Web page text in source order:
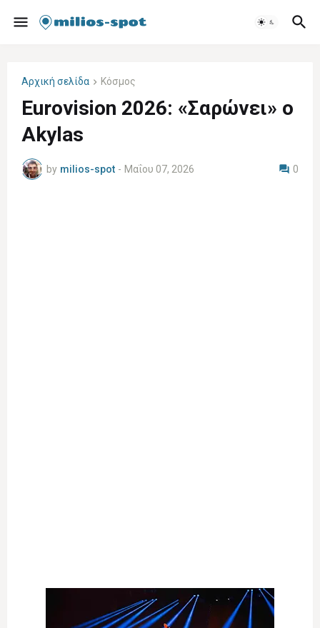
Αρχική σελίδα Κόσμος
Eurovision 2026: «Σαρώνει» ο
Akylas
by milios-spot - Μαΐου 07, 2026 0